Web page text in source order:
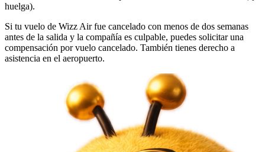
huelga).
Si tu vuelo de Wizz Air fue cancelado con menos de dos semanas
antes de la salida y la compañía es culpable, puedes solicitar una
compensación por vuelo cancelado. También tienes derecho a
asistencia en el aeropuerto.